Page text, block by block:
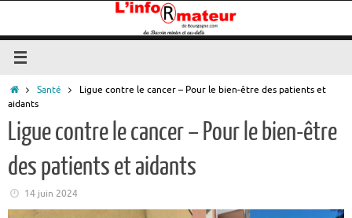
contenu
Accueil
Santé
Ligue contre le cancer – Pour le bien-être des patients et
aidants
Ligue contre le cancer – Pour le bien-être
des patients et aidants
14 juin 2024